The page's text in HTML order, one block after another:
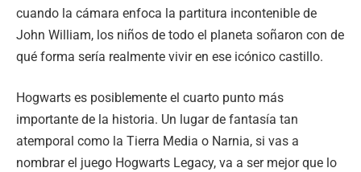
cuando la cámara enfoca la partitura incontenible de
John William, los niños de todo el planeta soñaron con de
qué forma sería realmente vivir en ese icónico castillo.
Hogwarts es posiblemente el cuarto punto más
importante de la historia. Un lugar de fantasía tan
atemporal como la Tierra Media o Narnia, si vas a
nombrar el juego Hogwarts Legacy, va a ser mejor que lo